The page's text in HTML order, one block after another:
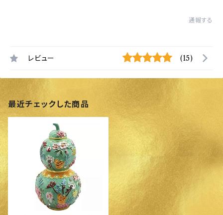
通報する
レビュー (15)
最近チェックした商品